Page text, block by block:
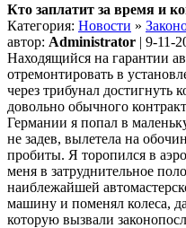
Кто заплатит за время и
Категория: Новости »
автор: Administrator | 9-11-
Находящийся на гарантии
отремонтировать в
через трибунал достигнуть
довольно обычного
Германии я попал в
не задев, вылетела на
пробиты. Я торопился в
меня в затруднительное
наиблежайшей
машину и поменял колеса,
которую вызвали